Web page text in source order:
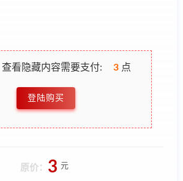
看隐藏内容需要支付: 3点
登陆购买
原价： 3 元